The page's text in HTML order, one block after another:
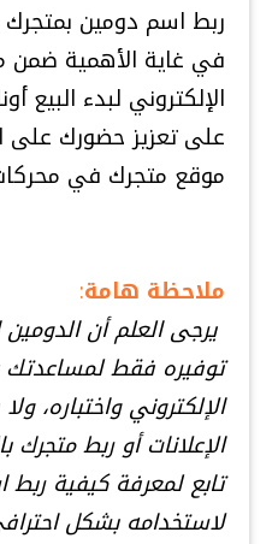
ربط اسم دومين بمتجرك
في غاية الأهمية ضمن
الإلكتروني لبدء البيع
على تعزيز حضورك على
موقع متجرك في
ملاحظة هامة:
يرجى العلم أن
توفيره فقط لمساعدتك
الإلكتروني واختباره،
الإعلانات أو ربط متجرك
تابع لمعرفة كيفية
لاستخدامه بشكل